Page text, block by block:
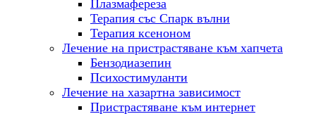
Плазмафереза
Терапия със Спарк вълни
Терапия ксеноном
Лечение на пристрастяване към хапчета
Бензодиазепин
Психостимуланти
Лечение на хазартна зависимост
Пристрастяване към интернет